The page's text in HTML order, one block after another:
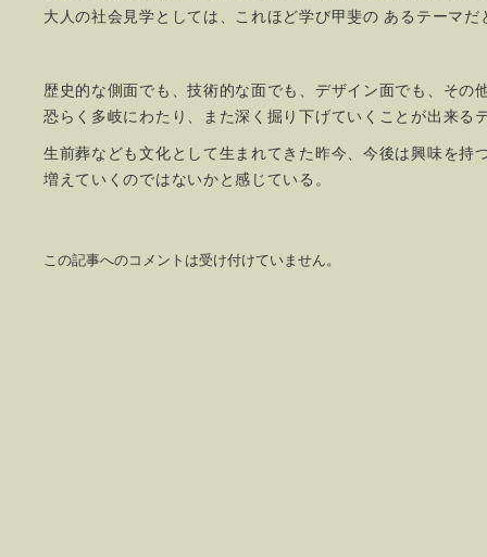
大人の社会見学としては、これほど学び甲斐の あるテーマだ
歴史的な側面でも、技術的な面でも、デザイン面でも、その
恐らく多岐にわたり、また深く掘り下げていくことが出来る
生前葬なども文化として生まれてきた昨今、今後は興味を持
増えていくのではないかと感じている。
この記事へのコメントは受け付けていません。